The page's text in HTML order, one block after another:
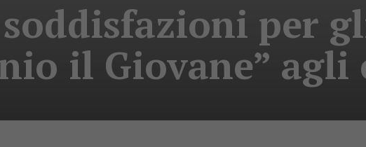
per
il Giovane” agli